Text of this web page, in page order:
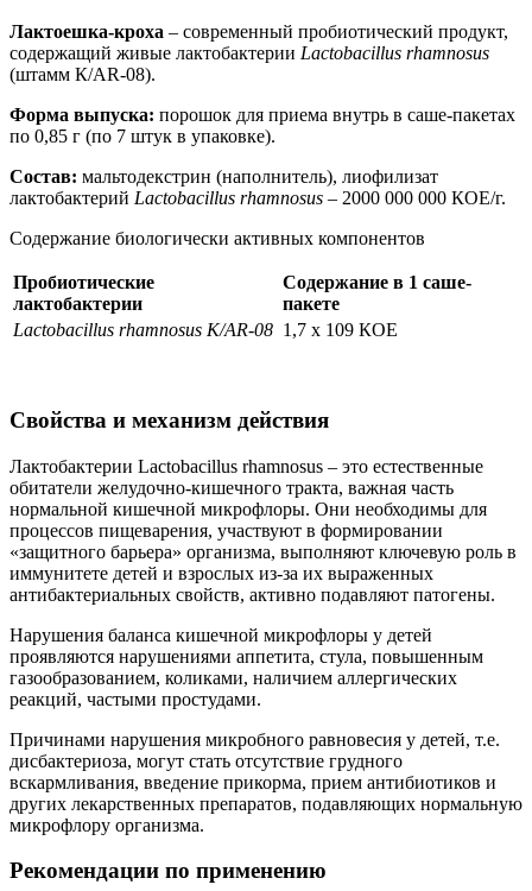
Лактоешка-кроха – современный пробиотический продукт,
содержащий живые лактобактерии Lactobacillus rhamnosus
(штамм К/АR-08).
Форма выпуска: порошок для приема внутрь в саше-пакетах
по 0,85 г (по 7 штук в упаковке).
Состав: мальтодекстрин (наполнитель), лиофилизат
лактобактерий Lactobacillus rhamnosus – 2000 000 000 КОЕ/г.
Содержание биологически активных компонентов
Пробиотические
лактобактерии
Содержание в 1 саше-
пакете
Lactobacillus rhamnosus К/АR-08 1,7 х 109 КОЕ
Свойства и механизм действия
Лактобактерии Lactobacillus rhamnosus – это естественные
обитатели желудочно-кишечного тракта, важная часть
нормальной кишечной микрофлоры. Они необходимы для
процессов пищеварения, участвуют в формировании
«защитного барьера» организма, выполняют ключевую роль в
иммунитете детей и взрослых из-за их выраженных
антибактериальных свойств, активно подавляют патогены.
Нарушения баланса кишечной микрофлоры у детей
проявляются нарушениями аппетита, стула, повышенным
газообразованием, коликами, наличием аллергических
реакций, частыми простудами.
Причинами нарушения микробного равновесия у детей, т.е.
дисбактериоза, могут стать отсутствие грудного
вскармливания, введение прикорма, прием антибиотиков и
других лекарственных препаратов, подавляющих нормальную
микрофлору организма.
Рекомендации по применению